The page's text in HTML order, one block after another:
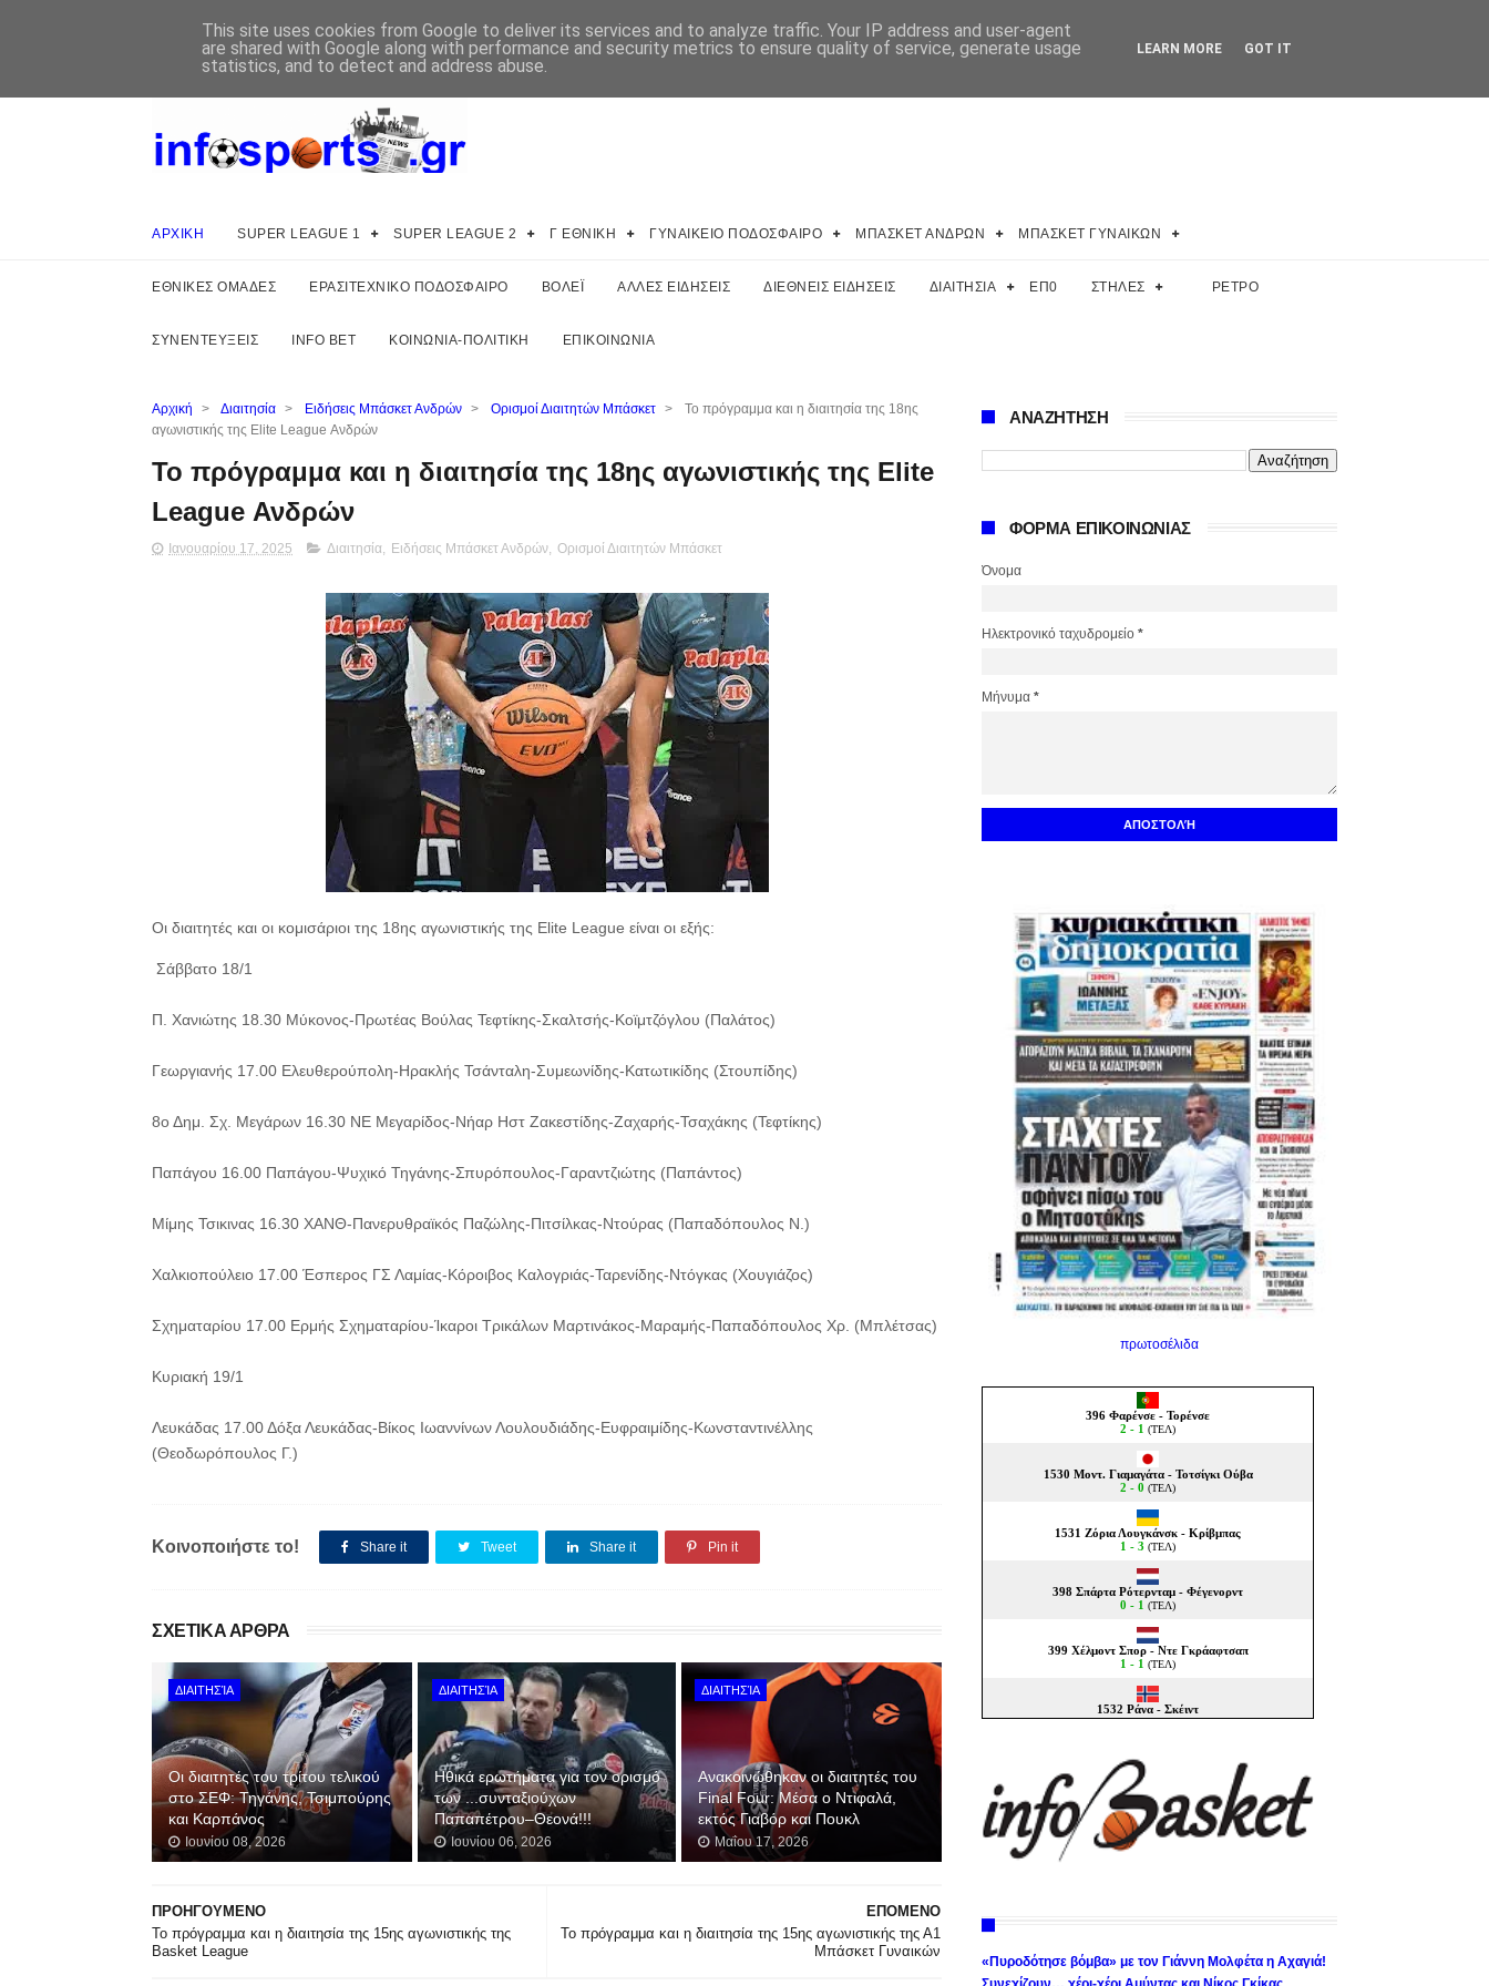
ΑΡΧΙΚΗ SUPER LEAGUE 1 SUPER LEAGUE 2 Γ ΕΘΝΙΚΗ ΓΥΝΑΙΚΕΙΟ ΠΟΔΟΣΦΑΙΡΟ ΜΠΑΣΚΕΤ ΑΝΔΡΩΝ ΜΠΑΣΚΕΤ ΓΥΝΑΙΚΩΝ
ΕΘΝΙΚΕΣ ΟΜΑΔΕΣ ΕΡΑΣΙΤΕΧΝΙΚΟ ΠΟΔΟΣΦΑΙΡΟ ΒΟΛΕΪ ΑΛΛΕΣ ΕΙΔΗΣΕΙΣ ΔΙΕΘΝΕΙΣ ΕΙΔΗΣΕΙΣ ΔΙΑΙΤΗΣΙΑ ΕΠ0 ΣΤΗΛΕΣ ΡΕΤΡΟ
ΣΥΝΕΝΤΕΥΞΕΙΣ INFO BET ΚΟΙΝΩΝΙΑ-ΠΟΛΙΤΙΚΗ ΕΠΙΚΟΙΝΩΝΙΑ
Αρχική > Διαιτησία > Ειδήσεις Μπάσκετ Ανδρών > Ορισμοί Διαιτητών Μπάσκετ >
Το πρόγραμμα και η διαιτησία της 18ης
αγωνιστικής της Elite League Ανδρών
Το πρόγραμμα και η διαιτησία της 18ης αγωνιστικής της Elite
League Ανδρών
Ιανουαρίου 17, 2025 Διαιτησία, Ειδήσεις Μπάσκετ Ανδρών, Ορισμοί Διαιτητών Μπάσκετ
Οι διαιτητές και οι κομισάριοι της 18ης αγωνιστικής της Elite League είναι οι εξής:
Σάββατο 18/1
Π. Χανιώτης 18.30 Μύκονος-Πρωτέας Βούλας Τεφτίκης-Σκαλτσής-Κοϊμτζόγλου (Παλάτος)
Γεωργιανής 17.00 Ελευθερούπολη-Ηρακλής Τσάνταλη-Συμεωνίδης-Κατωτικίδης (Στουπίδης)
8ο Δημ. Σχ. Μεγάρων 16.30 ΝΕ Μεγαρίδος-Νήαρ Ηστ Ζακεστίδης-Ζαχαρής-Τσαχάκης (Τεφτίκης)
Παπάγου 16.00 Παπάγου-Ψυχικό Τηγάνης-Σπυρόπουλος-Γαραντζιώτης (Παπάντος)
Μίμης Τσικινας 16.30 ΧΑΝΘ-Πανερυθραϊκός Παζώλης-Πιτσίλκας-Ντούρας (Παπαδόπουλος Ν.)
Χαλκιοπούλειο 17.00 Έσπερος ΓΣ Λαμίας-Κόροιβος Καλογριάς-Ταρενίδης-Ντόγκας (Χουγιάζος)
Σχηματαρίου 17.00 Ερμής Σχηματαρίου-Ίκαροι Τρικάλων Μαρτινάκος-Μαραμής-Παπαδόπουλος Χρ. (Μπλέτσας)
Κυριακή 19/1
Λευκάδας 17.00 Δόξα Λευκάδας-Βίκος Ιωαννίνων Λουλουδιάδης-Ευφραιμίδης-Κωνσταντινέλλης
(Θεοδωρόπουλος Γ.)
Κοινοποιήστε το! Share it Tweet Share it Pin it
ΣΧΕΤΙΚΑ ΑΡΘΡΑ
ΔΙΑΙΤΗΣΊΑ
Οι διαιτητές του τρίτου τελικού
στο ΣΕΦ: Τηγάνης, Τσιμπούρης
και Καρπάνος
Ιουνίου 08, 2026
ΔΙΑΙΤΗΣΊΑ
Hθικά ερωτήματα για τoν ορισμό
των ...συνταξιούχων
Παπαπέτρου–Θεονά!!!
Ιουνίου 06, 2026
ΔΙΑΙΤΗΣΊΑ
Ανακοινώθηκαν οι διαιτητές του
Final Four: Μέσα ο Ντιφαλά,
εκτός Γιαβόρ και Πουκλ
Μαΐου 17, 2026
ΕΠΟΜΕΝΟ
Το πρόγραμμα και η διαιτησία της 15ης αγωνιστικής της Α1
Μπάσκετ Γυναικών
ΠΡΟΗΓΟΥΜΕΝΟ
Το πρόγραμμα και η διαιτησία της 15ης αγωνιστικής της
Basket League
ΑΝΑΖΗΤΗΣΗ
ΦΟΡΜΑ ΕΠΙΚΟΙΝΩΝΙΑΣ
Όνομα
Ηλεκτρονικό ταχυδρομείο *
Μήνυμα *
πρωτοσέλιδα
«Πυροδότησε βόμβα» με τον Γιάννη Μολφέτα η Αχαγιά!
This site uses cookies from Google to deliver its services and to analyze traffic. Your IP address and user-agent
are shared with Google along with performance and security metrics to ensure quality of service, generate usage
statistics, and to detect and address abuse.
LEARN MORE GOT IT